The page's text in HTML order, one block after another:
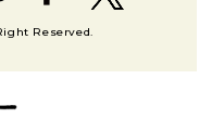
Reserved.